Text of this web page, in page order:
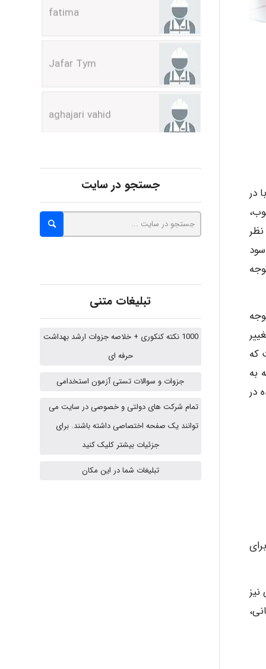
در
که
به
در
Jafar Tym
aghajari vahid
Poubakhtiari
Alirez0990
hosein abdolvand
emami
A.balandeh
جستجو در سایت
تبلیغات متنی
1000 نکته کنکوری + خلاصه جزوات ارشد بهداشت
حرفه ای
جزوات و سوالات تستی آزمون استخدامی
تمام شرکت های دولتی و خصوصی در سایت می
توانند یک صفحه اختصاصی داشته باشند. برای
جزئیات بیشتر کلیک کنید
تبلیغات شما در این مکان